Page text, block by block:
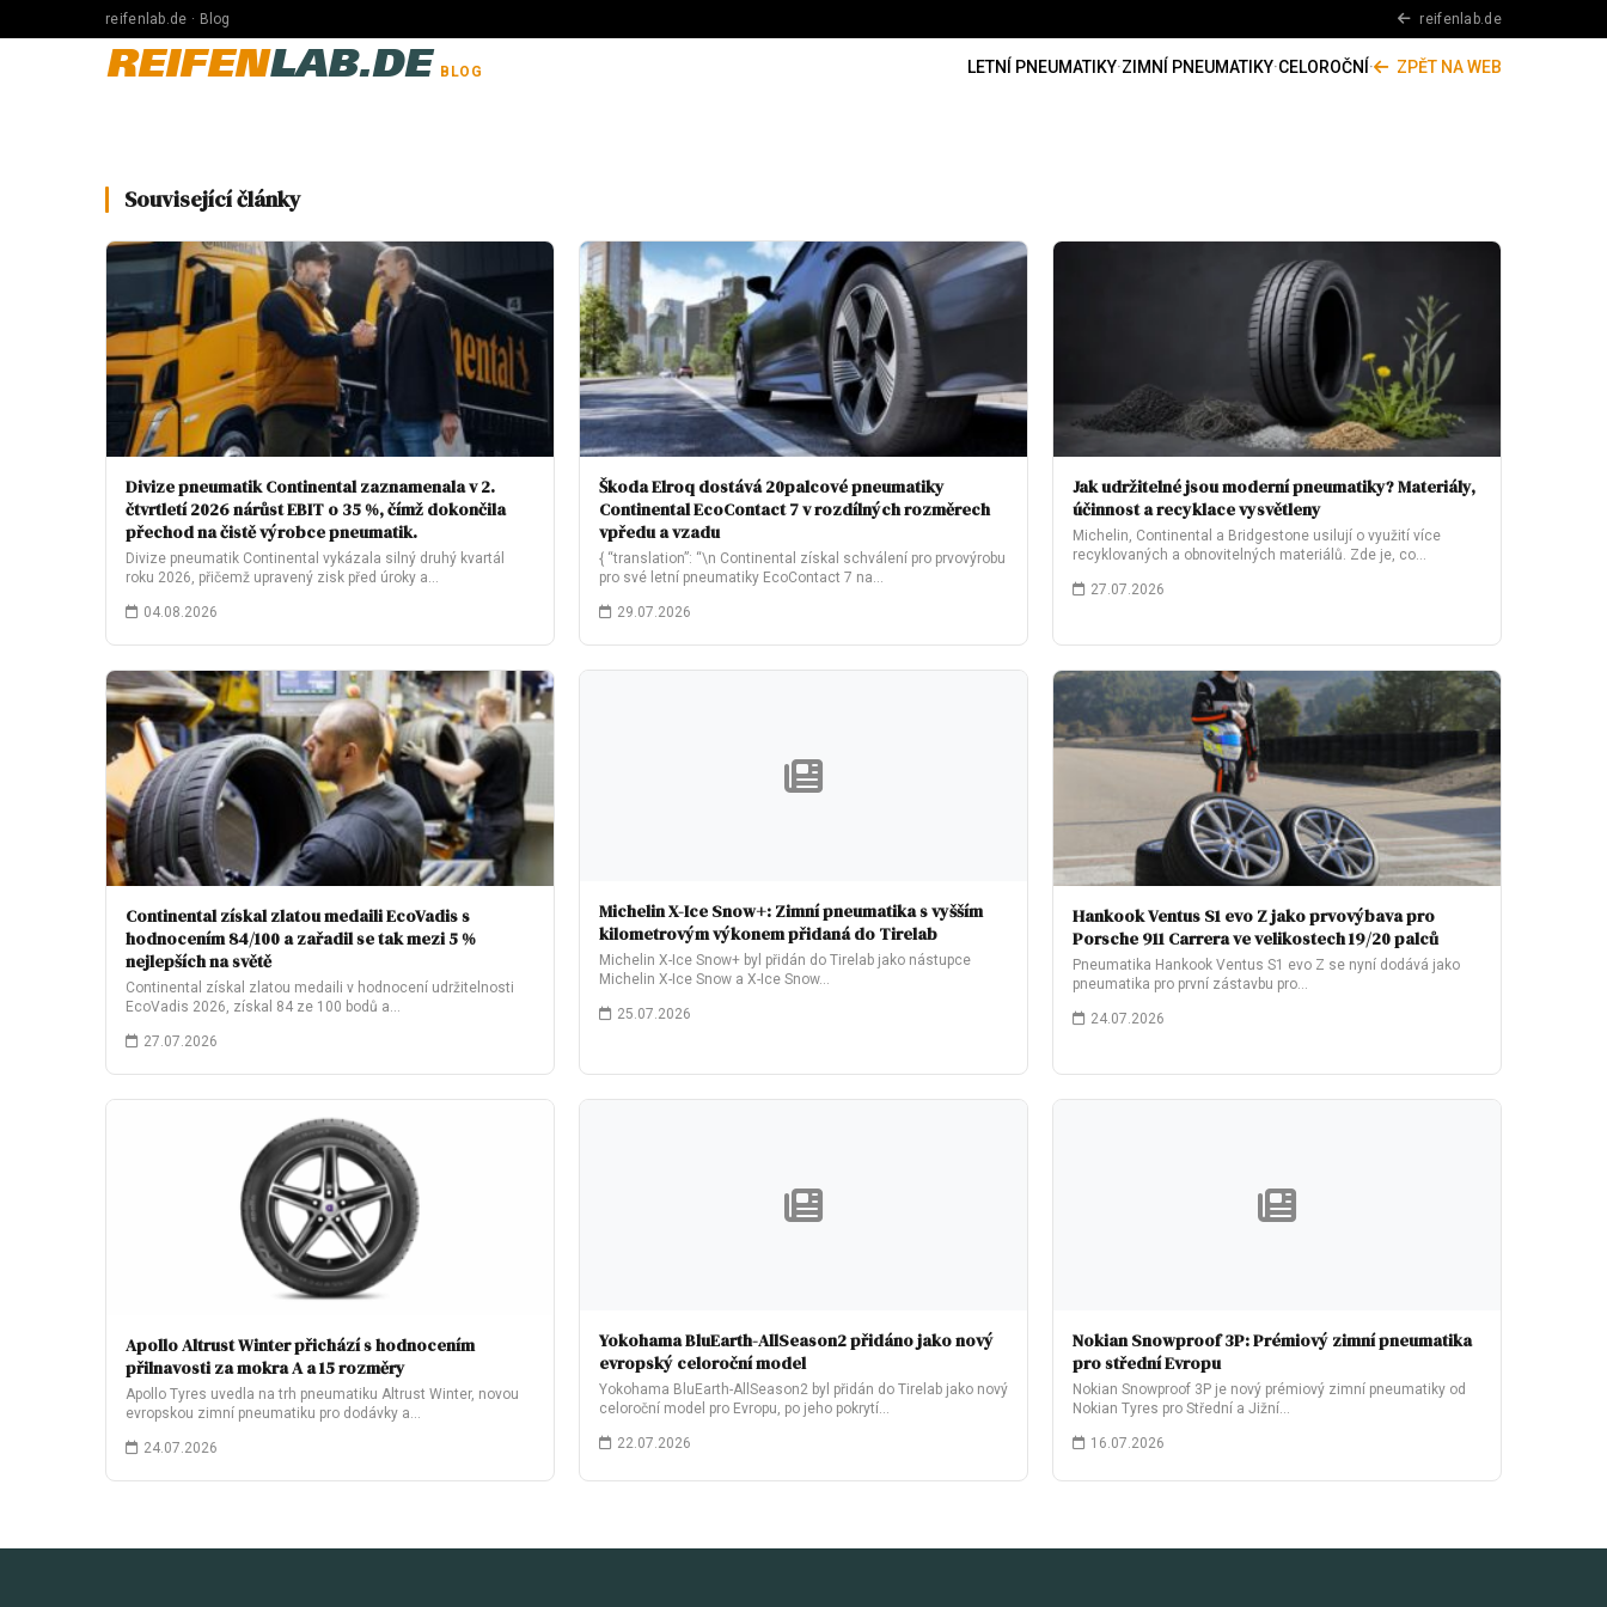
reifenlab.de · Blog reifenlab.de
REIFENLAB.DE BLOG LETNÍ PNEUMATIKY·ZIMNÍ PNEUMATIKY·CELOROČNÍ · ZPĚT NA WEB
Související články
Divize pneumatik Continental zaznamenala v 2.
čtvrtletí 2026 nárůst EBIT o 35 %, čímž dokončila
přechod na čistě výrobce pneumatik.
Divize pneumatik Continental vykázala silný druhý kvartál
roku 2026, přičemž upravený zisk před úroky a…
04.08.2026
Škoda Elroq dostává 20palcové pneumatiky
Continental EcoContact 7 v rozdílných rozměrech
vpředu a vzadu
{ “translation”: “\n Continental získal schválení pro prvovýrobu
pro své letní pneumatiky EcoContact 7 na…
29.07.2026
Jak udržitelné jsou moderní pneumatiky? Materiály,
účinnost a recyklace vysvětleny
Michelin, Continental a Bridgestone usilují o využití více
recyklovaných a obnovitelných materiálů. Zde je, co…
27.07.2026
Continental získal zlatou medaili EcoVadis s
hodnocením 84/100 a zařadil se tak mezi 5 %
nejlepších na světě
Continental získal zlatou medaili v hodnocení udržitelnosti
EcoVadis 2026, získal 84 ze 100 bodů a…
27.07.2026
Michelin X-Ice Snow+: Zimní pneumatika s vyšším
kilometrovým výkonem přidaná do Tirelab
Michelin X-Ice Snow+ byl přidán do Tirelab jako nástupce
Michelin X-Ice Snow a X-Ice Snow…
25.07.2026
Hankook Ventus S1 evo Z jako prvovýbava pro
Porsche 911 Carrera ve velikostech 19/20 palců
Pneumatika Hankook Ventus S1 evo Z se nyní dodává jako
pneumatika pro první zástavbu pro…
24.07.2026
Apollo Altrust Winter přichází s hodnocením
přilnavosti za mokra A a 15 rozměry
Apollo Tyres uvedla na trh pneumatiku Altrust Winter, novou
evropskou zimní pneumatiku pro dodávky a…
24.07.2026
Yokohama BluEarth-AllSeason2 přidáno jako nový
evropský celoroční model
Yokohama BluEarth-AllSeason2 byl přidán do Tirelab jako nový
celoroční model pro Evropu, po jeho pokrytí…
22.07.2026
Nokian Snowproof 3P: Prémiový zimní pneumatika
pro střední Evropu
Nokian Snowproof 3P je nový prémiový zimní pneumatiky od
Nokian Tyres pro Střední a Jižní…
16.07.2026